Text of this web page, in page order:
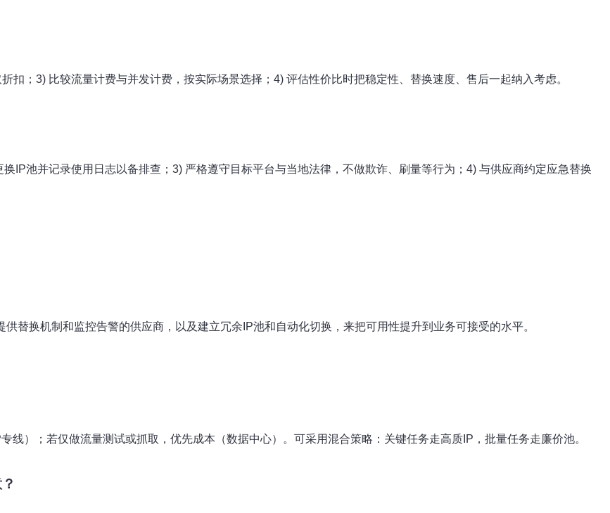
扣；3) 比较流量计费与并发计费，按实际场景选择；4) 评估性价比时把稳定性、替换速度、售后一起纳入考虑。
IP池并记录使用日志以备排查；3) 严格遵守目标平台与当地法律，不做欺诈、刷量等行为；4) 与供应商约定应急替换
替换机制和监控告警的供应商，以及建立冗余IP池和自动化切换，来把可用性提升到业务可接受的水平。
线）；若仅做流量测试或抓取，优先成本（数据中心）。可采用混合策略：关键任务走高质IP，批量任务走廉价池。